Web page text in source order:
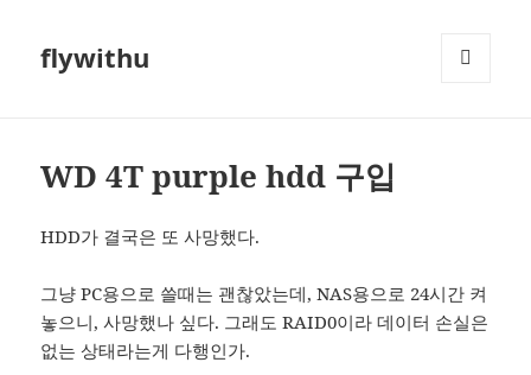
flywithu
WD 4T purple hdd 구입
HDD가 결국은 또 사망했다.
그냥 PC용으로 쓸때는 괜찮았는데, NAS용으로 24시간 켜
놓으니, 사망했나 싶다. 그래도 RAID0이라 데이터 손실은
없는 상태라는게 다행인가.